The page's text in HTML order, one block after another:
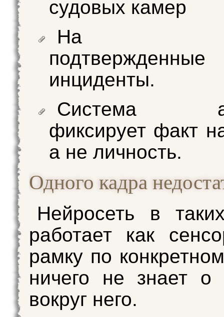
судовых камер
На
подтвержденные
инциденты.
Система
фиксирует факт
а не личность.
Одного кадра
Нейросеть в
работает как
рамку по
ничего не знает о
вокруг него.